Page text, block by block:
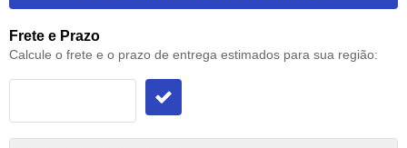
Frete e Prazo
Calcule o frete e o prazo de entrega estimados para sua região: